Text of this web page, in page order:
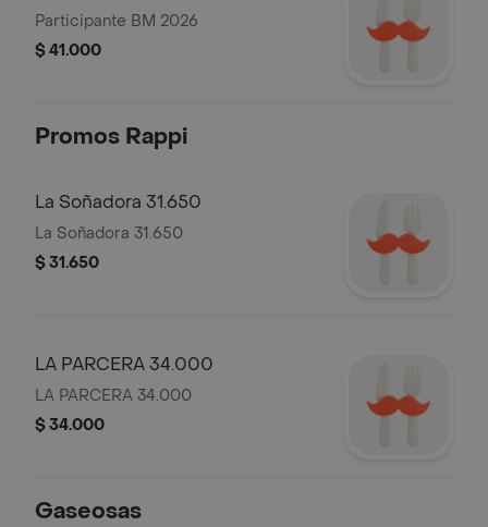
Participante BM 2026
$ 41.000
Promos Rappi
La Soñadora 31.650
La Soñadora 31.650
$ 31.650
LA PARCERA 34.000
LA PARCERA 34.000
$ 34.000
Gaseosas